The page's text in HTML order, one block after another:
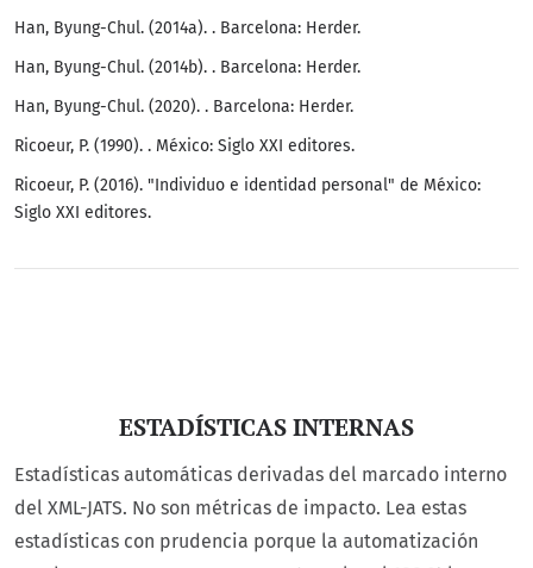
Han, Byung-Chul. (2014a). . Barcelona: Herder.
Han, Byung-Chul. (2014b). . Barcelona: Herder.
Han, Byung-Chul. (2020). . Barcelona: Herder.
Ricoeur, P. (1990). . México: Siglo XXI editores.
Ricoeur, P. (2016). "Individuo e identidad personal" de México:
Siglo XXI editores.
ESTADÍSTICAS INTERNAS
Estadísticas automáticas derivadas del marcado interno
del XML-JATS. No son métricas de impacto. Lea estas
estadísticas con prudencia porque la automatización